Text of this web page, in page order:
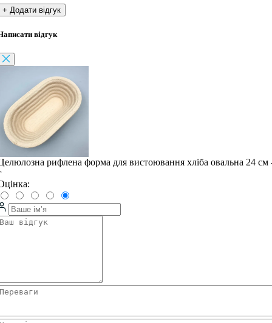
+ Додати відгук
відгук
рифлена форма для вистоювання хліба овальна 24 см